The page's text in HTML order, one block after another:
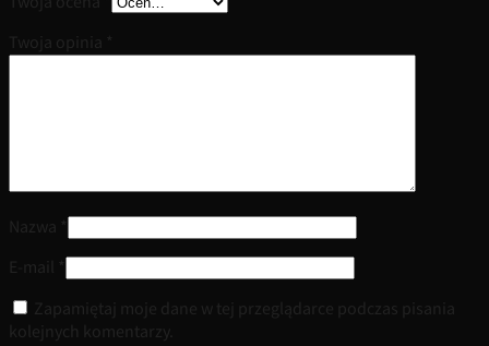
Twoja opinia
Nazwa
E-mail
Zapamiętaj moje dane w tej przeglądarce podczas pisania
kolejnych komentarzy.